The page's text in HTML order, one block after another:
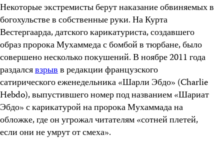
Некоторые экстремисты берут наказание обвиняемых в
богохульстве в собственные руки. На Курта
Вестергаарда, датского карикатуриста, создавшего
образ пророка Мухаммеда с бомбой в тюрбане, было
совершено несколько покушений. В ноябре 2011 года
раздалсявзрывв редакции французского
сатирического еженедельника «Шарли Эбдо» (Charlie
Hebdo), выпустившего номер под названием «Шариат
Эбдо» с карикатурой на пророка Мухаммада на
обложке, где он угрожал читателям «сотней плетей,
если они не умрут от смеха».